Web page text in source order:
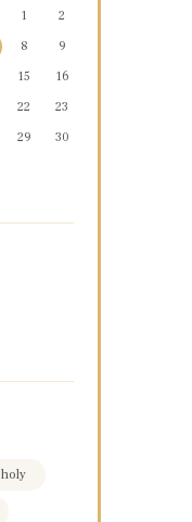
1
2
8
9
15
16
22
23
29
30
holy